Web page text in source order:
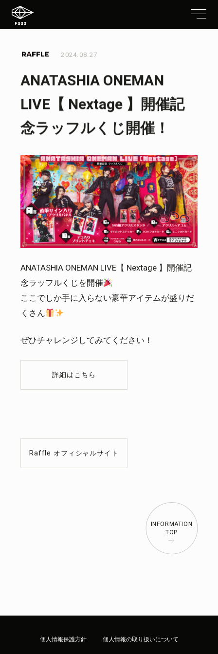
2024.08.27
ANATASHIA ONEMAN
LIVE【 Nextage 】開催記
念ラッフルくじ開催！
ANATASHIA ONEMAN LIVE【 Nextage 】開催記
念ラッフルくじを開催
ここでしか手に入らない豪華アイテムが盛りだ
くさん
ぜひチャレンジしてみてください！
詳細はこちら
Raffle オフィシャルサイト
INFORMATION
TOP
個人情報保護方針 個人情報の取り扱いについて